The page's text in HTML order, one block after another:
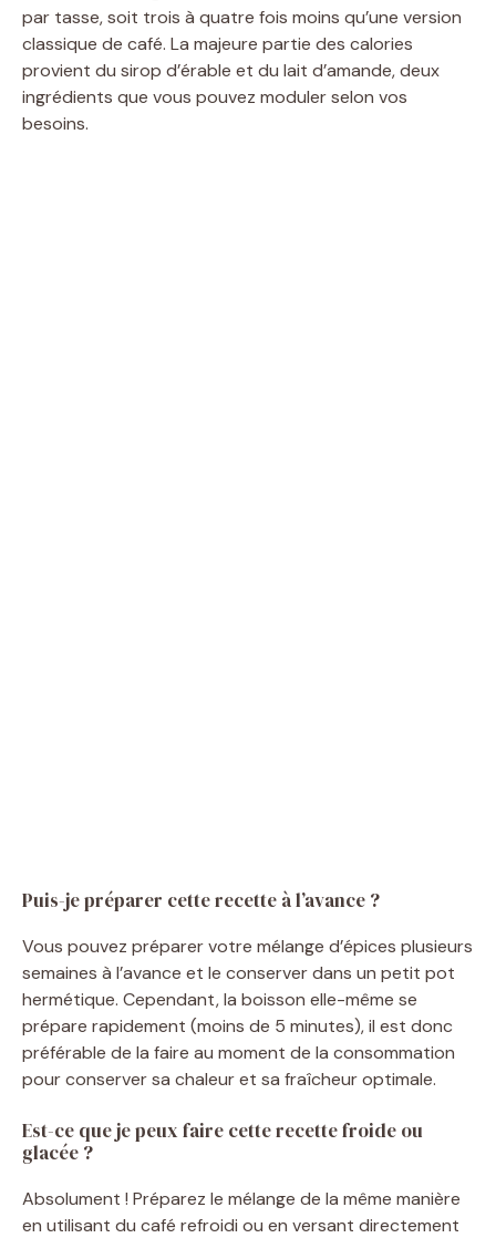
d
e
par tasse, soit trois à quatre fois moins qu’une version
classique de café. La majeure partie des calories
provient du sirop d’érable et du lait d’amande, deux
ingrédients que vous pouvez moduler selon vos
besoins.
Puis-je préparer cette recette à l’avance ?
Vous pouvez préparer votre mélange d’épices plusieurs
semaines à l’avance et le conserver dans un petit pot
hermétique. Cependant, la boisson elle-même se
prépare rapidement (moins de 5 minutes), il est donc
préférable de la faire au moment de la consommation
pour conserver sa chaleur et sa fraîcheur optimale.
Est-ce que je peux faire cette recette froide ou
glacée ?
Absolument ! Préparez le mélange de la même manière
en utilisant du café refroidi ou en versant directement